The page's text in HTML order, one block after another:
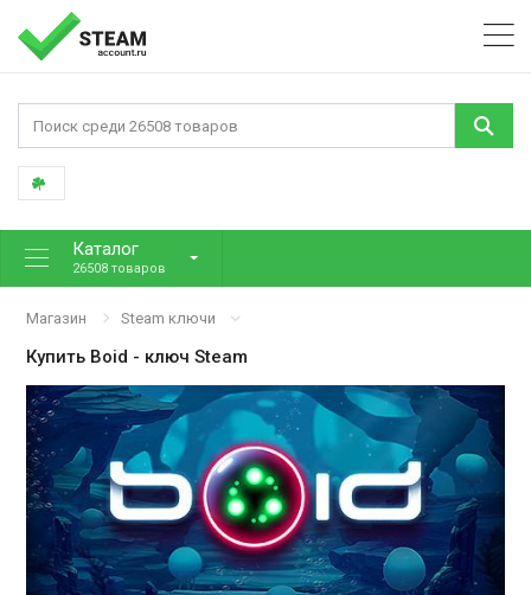
Каталог
26508 товаров
Магазин Steam ключи
Купить Boid - ключ Steam